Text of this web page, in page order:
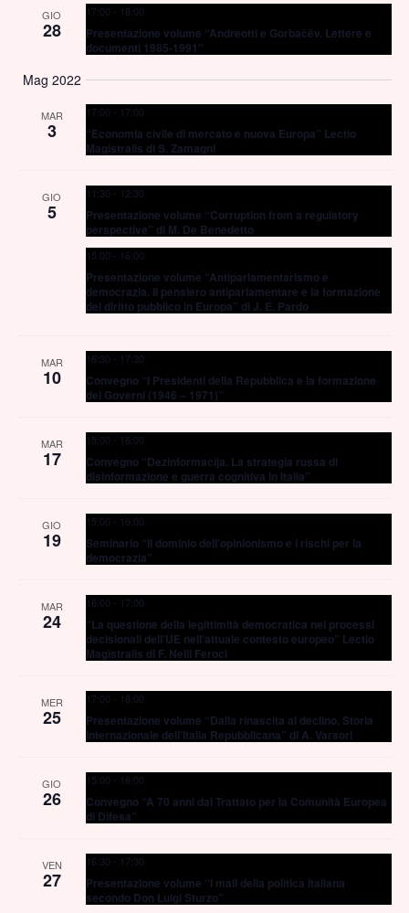
GIO
28
17:00 - 18:00
Presentazione volume “Andreotti e Gorbačëv. Lettere e
documenti 1985-1991”
Mag 2022
MAR
3
17:00 - 17:00
“Economia civile di mercato e nuova Europa” Lectio
Magistralis di S. Zamagni
GIO
5
11:30 - 12:30
Presentazione volume “Corruption from a regulatory
perspective” di M. De Benedetto
15:00 - 16:00
Presentazione volume “Antiparlamentarismo e
democrazia. Il pensiero antiparlamentare e la formazione
del diritto pubblico in Europa” di J. E. Pardo
MAR
10
16:30 - 17:30
Convegno “I Presidenti della Repubblica e la formazione
dei Governi (1946 – 1971)”
MAR
17
15:00 - 16:00
Convegno “Dezinformacija. La strategia russa di
disinformazione e guerra cognitiva in Italia”
GIO
19
15:00 - 16:00
Seminario “Il dominio dell’opinionismo e i rischi per la
democrazia”
MAR
24
16:00 - 17:00
“La questione della legittimità democratica nei processi
decisionali dell’UE nell’attuale contesto europeo” Lectio
Magistralis di F. Nelli Feroci
MER
25
17:00 - 18:00
Presentazione volume “Dalla rinascita al declino. Storia
internazionale dell’Italia Repubblicana” di A. Varsori
GIO
26
15:00 - 16:00
Convegno “A 70 anni dal Trattato per la Comunità Europea
di Difesa”
VEN
27
16:30 - 17:30
Presentazione volume “I mali della politica italiana
secondo Don Luigi Sturzo”